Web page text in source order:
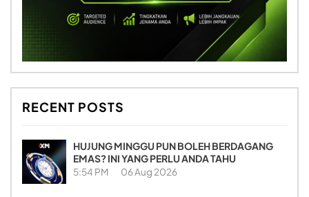
RECENT POSTS
HUJUNG MINGGU PUN BOLEH BERDAGANG
EMAS? INI YANG PERLU ANDA TAHU
5:54 PM 06 Aug 2026